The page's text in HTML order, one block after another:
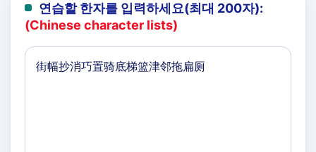
연습할 한자를 입력하세요(최대 200자):
(Chinese character lists)